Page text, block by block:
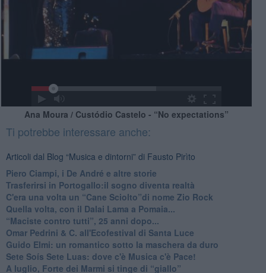
Ana Moura / Custódio Castelo - “No expectations”
Ti potrebbe interessare anche:
Articoli dal Blog “Musica e dintorni” di Fausto Pirìto
​Piero Ciampi, i De André e altre storie
​Trasferirsi in Portogallo:il sogno diventa realtà
​C'era una volta un “Cane Sciolto”di nome Zio Rock
Quella volta, con il Dalai Lama a Pomaia...
​“Maciste contro tutti”, 25 anni dopo...
​Omar Pedrini & C. all'Ecofestival di Santa Luce
Guido Elmi: un romantico sotto la maschera da duro
Sete Soís Sete Luas: dove c'è Musica c'è Pace!
​A luglio, Forte dei Marmi si tinge di “giallo”